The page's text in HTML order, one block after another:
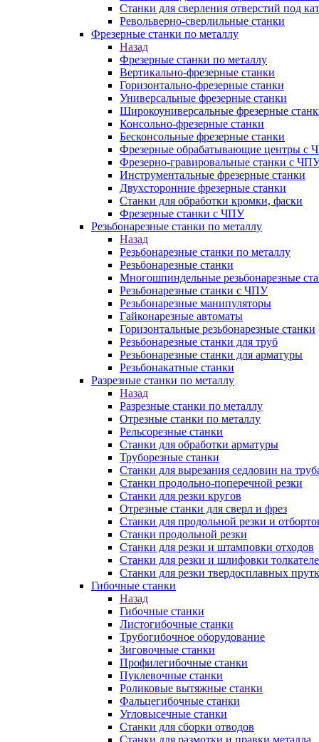
Станки для сверления отверстий под
Револьверно-сверлильные станки
Фрезерные станки по металлу
Назад
Фрезерные станки по металлу
Вертикально-фрезерные станки
Горизонтально-фрезерные станки
Универсальные фрезерные станки
Широкоуниверсальные фрезерные
Консольно-фрезерные станки
Бесконсольные фрезерные станки
Фрезерные обрабатывающие центры с
Фрезерно-гравировальные станки с
Инструментальные фрезерные станки
Двухсторонние фрезерные станки
Станки для обработки кромки, фаски
Фрезерные станки с ЧПУ
Резьбонарезные станки по металлу
Назад
Резьбонарезные станки по металлу
Резьбонарезные станки
Многошпиндельные резьбонарезные
Резьбонарезные станки с ЧПУ
Резьбонарезные манипуляторы
Гайконарезные автоматы
Горизонтальные резьбонарезные станки
Резьбонарезные станки для труб
Резьбонарезные станки для арматуры
Резьбонакатные станки
Разрезные станки по металлу
Назад
Разрезные станки по металлу
Отрезные станки по металлу
Рельсорезные станки
Станки для обработки арматуры
Труборезные станки
Станки для вырезания седловин на
Станки продольно-поперечной резки
Станки для резки кругов
Отрезные станки для сверл и фрез
Станки для продольной резки и
Станки продольной резки
Станки для резки и штамповки отходов
Станки для резки и шлифовки
Станки для резки твердосплавных
Гибочные станки
Назад
Гибочные станки
Листогибочные станки
Трубогибочное оборудование
Зиговочные станки
Профилегибочные станки
Пуклевочные станки
Роликовые вытяжные станки
Фальцегибочные станки
Угловысечные станки
Станки для сборки отводов
Станки для размотки и правки металла